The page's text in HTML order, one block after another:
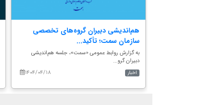
هم‌اندیشی دبیران گروه‌های تخصصی
سازمان سمت؛ تأکید...
به گزارش روابط عمومی «سمت»، جلسه هم‌اندیشی
دبیران گرو...
۱۴۰۴/۰۴/۱۸
اخبار